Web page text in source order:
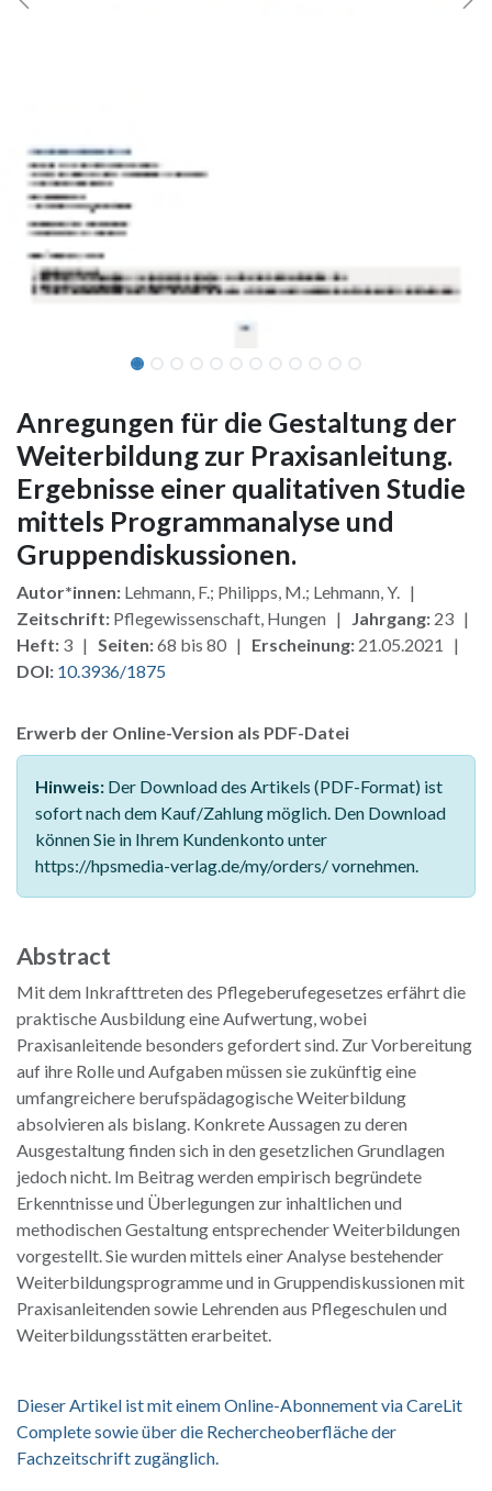
Anregungen für die Gestaltung der
Weiterbildung zur Praxisanleitung.
Ergebnisse einer qualitativen Studie
mittels Programmanalyse und
Gruppendiskussionen.
Autor*innen: Lehmann, F.; Philipps, M.; Lehmann, Y. |
Zeitschrift: Pflegewissenschaft, Hungen | Jahrgang: 23 |
Heft: 3 | Seiten:68 bis 80 | Erscheinung: 21.05.2021 |
DOI: 10.3936/1875
Erwerb der Online-Version als PDF-Datei
Hinweis: Der Download des Artikels (PDF-Format) ist
sofort nach dem Kauf/Zahlung möglich. Den Download
können Sie in Ihrem Kundenkonto unter
https://hpsmedia-verlag.de/my/orders/ vornehmen.
Abstract
Mit dem Inkrafttreten des Pflegeberufegesetzes erfährt die
praktische Ausbildung eine Aufwertung, wobei
Praxisanleitende besonders gefordert sind. Zur Vorbereitung
auf ihre Rolle und Aufgaben müssen sie zukünftig eine
umfangreichere berufspädagogische Weiterbildung
absolvieren als bislang. Konkrete Aussagen zu deren
Ausgestaltung finden sich in den gesetzlichen Grundlagen
jedoch nicht. Im Beitrag werden empirisch begründete
Erkenntnisse und Überlegungen zur inhaltlichen und
methodischen Gestaltung entsprechender Weiterbildungen
vorgestellt. Sie wurden mittels einer Analyse bestehender
Weiterbildungsprogramme und in Gruppendiskussionen mit
Praxisanleitenden sowie Lehrenden aus Pflegeschulen und
Weiterbildungsstätten erarbeitet.
Dieser Artikel ist mit einem Online-Abonnement via CareLit
Complete sowie über die Rechercheoberfläche der
Fachzeitschrift zugänglich.